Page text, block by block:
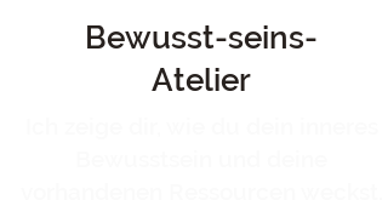
Bewusst-seins-
Atelier